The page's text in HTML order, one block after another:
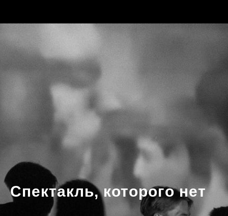
Спектакль, которого нет